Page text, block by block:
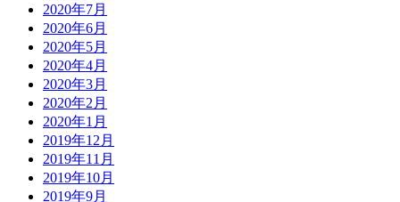
2020年7月
2020年6月
2020年5月
2020年4月
2020年3月
2020年2月
2020年1月
2019年12月
2019年11月
2019年10月
2019年9月